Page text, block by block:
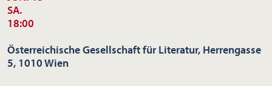
SA.
18:00
Österreichische Gesellschaft für Literatur, Herrengasse
5, 1010 Wien